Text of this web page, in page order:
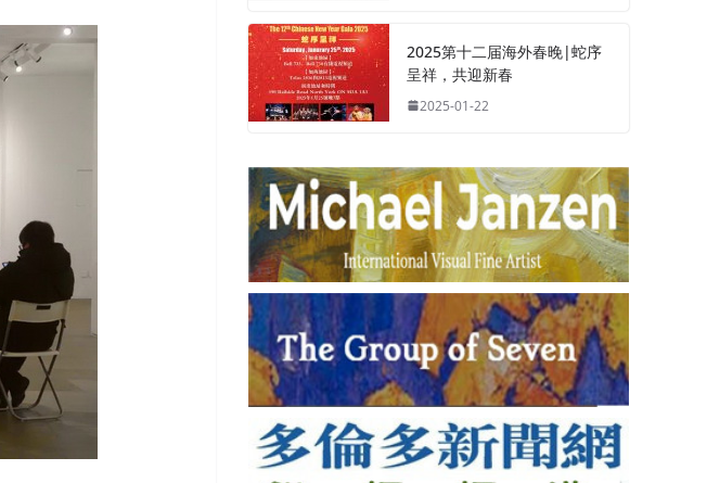
2025第十二届海外春晚|蛇序
呈祥，共迎新春
2025-01-22